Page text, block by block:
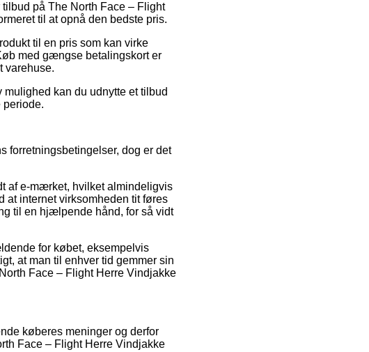
på The North Face – Flight
til at opnå den bedste pris.
til en pris som kan virke
med gængse betalingskort er
varehuse.
kan du udnytte et tilbud
forretningsbetingelser, dog er det
af e-mærket, hvilket almindeligvis
at internet virksomheden tit føres
til en hjælpende hånd, for så vidt
for købet, eksempelvis
at man til enhver tid gemmer sin
Face – Flight Herre Vindjakke
køberes meninger og derfor
Face – Flight Herre Vindjakke